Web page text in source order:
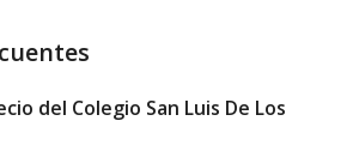
del Colegio San Luis De Los